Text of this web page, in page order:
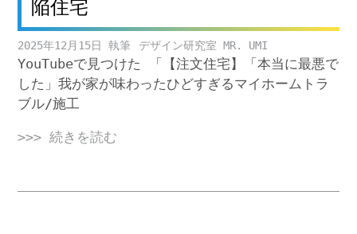
陥住宅
2025年12月15日 デザイン研究室 MR. UMI
YouTubeで見つけた 「【注文住宅】「本当に最悪で
した」我が家が味わったひどすぎるマイホームトラ
ブル/施工
>>> 続きを読む